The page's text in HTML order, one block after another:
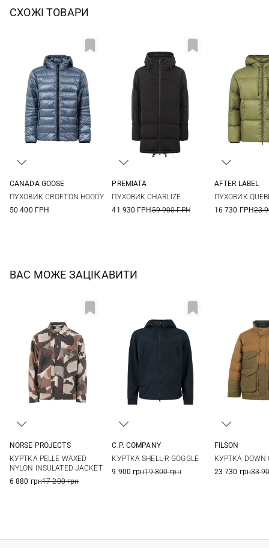
СХОЖІ ТОВАРИ
CANADA GOOSE
ПУХОВИК CROFTON HOODY
50 400 ГРН
PREMIATA
ПУХОВИК CHARLIZE
41 930 ГРН59 900 ГРН
AFTER LABEL
ПУХОВИК
16 730 ГРН23
ВАС МОЖЕ ЗАЦІКАВИТИ
NORSE PROJECTS
КУРТКА PELLE WAXED
NYLON INSULATED JACKET
6 880 грн17 200 грн
C.P. COMPANY
КУРТКА SHELL-R GOGGLE
9 900 грн19 800 грн
FILSON
КУРТКА DOWN
23 730 грн33